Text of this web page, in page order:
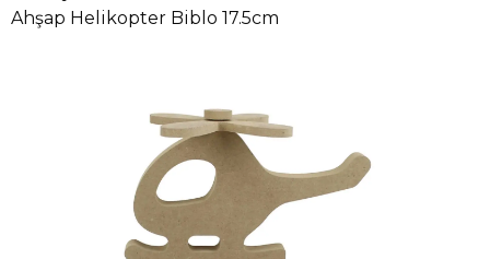
Ahşap Helikopter Biblo 17.5cm